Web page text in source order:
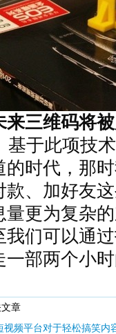
来三维码将
于此项技术
的时代，那
款、加好友
量更为复杂
我们可以通
一部两个小
章
视频平台对于轻松搞笑内